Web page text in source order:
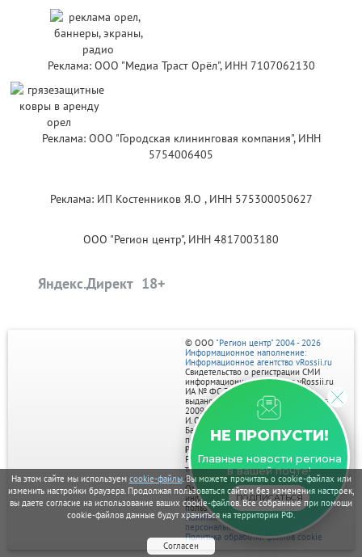
На этом сайте мы используем cookie-файлы. Вы можете прочитать о cookie-файлах или
изменить настройки браузера. Продолжая пользоваться сайтом без изменения настроек,
вы даете согласие на использование ваших cookie-файлов. Все собранные при помощи
cookie-файлов данные будут храниться на территории РФ.
Согласен
Реклама: ООО "Медиа Траст Орёл", ИНН 7107062130
Реклама: ООО "Городская клининговая компания", ИНН
5754006405
Реклама: ИП Костенников Я.О , ИНН 575300050627
ООО "Регион центр", ИНН 4817003180
Яндекс.Директ
НЕ ПРОПУСТИ!
Главные новости региона
в вашей почте!
ПОДПИСАТЬСЯ
© ООО "Регион центр" 2004 - 2026
Информационное наполнение:
Информационное агентство vRossii.ru
Свидетельство о регистрации СМИ
информационного агентства vRossii.ru
ИА № ФС 77‑35502
выдано РОСКОМНАДЗОРом 04 марта
2009г.
И. О. Главного редактора Нарыков А. Н.
Баннеры на портале размещаются на
правах рекламы.
Реклама на портале:
Рекламное агентство "Умный маркетинг"
тел. 7-910-267-70-40,
email: umnyy.marketing@yandex.ru
Отдельные публикации могут содержать
информацию, не предназначенную для
пользователей до 18 лет.
Политика в отношении обработки
персональных данных
Политика обработки файлов cookie